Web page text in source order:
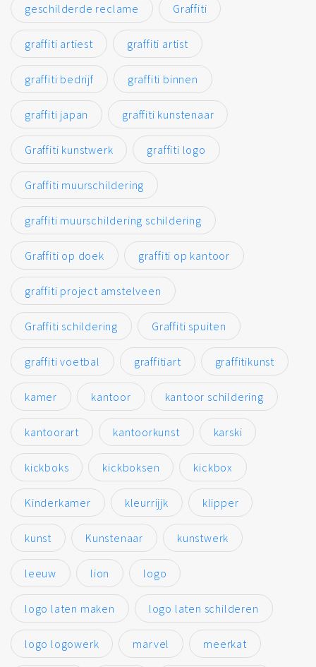
geschilderde reclame Graffiti
graffiti artiest graffiti artist
graffiti bedrijf graffiti binnen
graffiti japan graffiti kunstenaar
Graffiti kunstwerk graffiti logo
Graffiti muurschildering
graffiti muurschildering schildering
Graffiti op doek graffiti op kantoor
graffiti project amstelveen
Graffiti schildering Graffiti spuiten
graffiti voetbal graffitiart graffitikunst
kamer kantoor kantoor schildering
kantoorart kantoorkunst karski
kickboks kickboksen kickbox
Kinderkamer kleurrijjk klipper
kunst Kunstenaar kunstwerk
leeuw lion logo
logo laten maken logo laten schilderen
logo logowerk marvel meerkat